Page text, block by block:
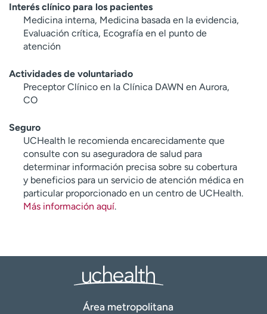
Interés clínico para los pacientes
Medicina interna, Medicina basada en la evidencia,
Evaluación crítica, Ecografía en el punto de
atención
Actividades de voluntariado
Preceptor Clínico en la Clínica DAWN en Aurora,
CO
Seguro
UCHealth le recomienda encarecidamente que
consulte con su aseguradora de salud para
determinar información precisa sobre su cobertura
y beneficios para un servicio de atención médica en
particular proporcionado en un centro de UCHealth.
Más información aquí.
Área metropolitana